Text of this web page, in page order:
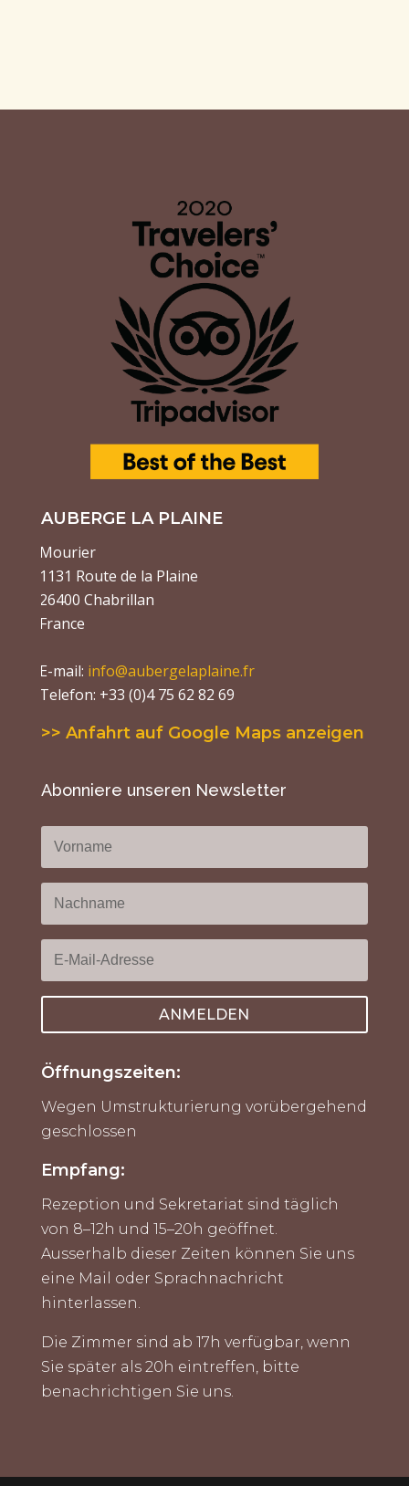
AUBERGE LA PLAINE
Mourier
1131 Route de la Plaine
26400 Chabrillan
France
E-mail: info@aubergelaplaine.fr
Telefon: +33 (0)4 75 62 82 69
>> Anfahrt auf Google Maps anzeigen
Abonniere unseren Newsletter
ANMELDEN
Öffnungszeiten:
Wegen Umstrukturierung vorübergehend
geschlossen
Empfang:
Rezeption und Sekretariat sind täglich
von 8–12h und 15–20h geöffnet.
Ausserhalb dieser Zeiten können Sie uns
eine Mail oder Sprachnachricht
hinterlassen.
Die Zimmer sind ab 17h verfügbar, wenn
Sie später als 20h eintreffen, bitte
benachrichtigen Sie uns.